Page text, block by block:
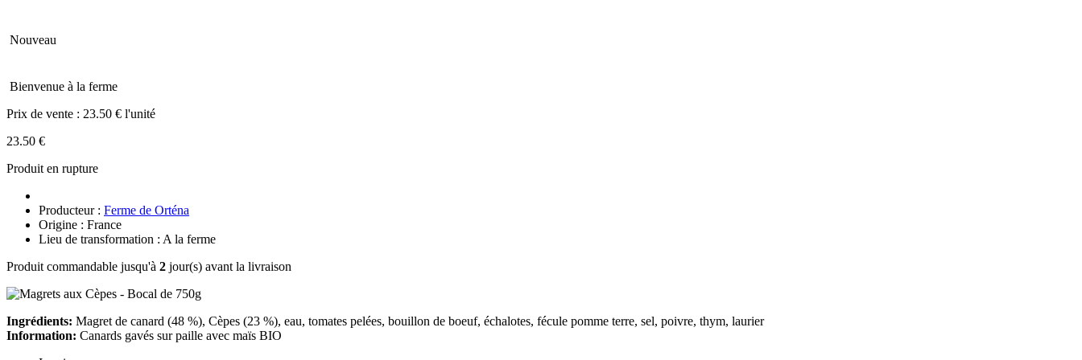
Nouveau
Bienvenue à la ferme
Prix de vente : 23.50 € l'unité
23.50 €
Produit en rupture
Producteur : Ferme de Orténa
Origine : France
Lieu de transformation : A la ferme
Produit commandable jusqu'à 2 jour(s) avant la livraison
Ingrédients: Magret de canard (48 %), Cèpes (23 %), eau, tomates pelées, bouillon de boeuf, échalotes, fécule pomme terre, sel, poivre, thym, laurier
Information: Canards gavés sur paille avec maïs BIO